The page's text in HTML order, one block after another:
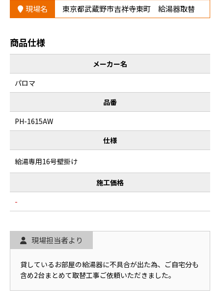
現場名 東京都武蔵野市吉祥寺東町 給湯器取替
商品仕様
メーカー名
パロマ
品番
PH-1615AW
仕様
給湯専用16号壁掛け
施工価格
-
現場担当者より
貸しているお部屋の給湯器に不具合が出た為、ご自宅分も
含め2台まとめて取替工事ご依頼いただきました。